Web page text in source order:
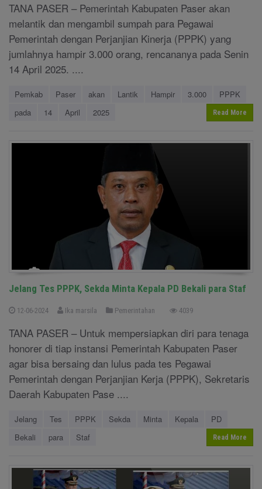
TANA PASER – Pemerintah Kabupaten Paser akan
melantik dan mengambil sumpah para Pegawai
Pemerintah dengan Perjanjian Kinerja (PPPK) yang
jumlahnya hampir 3.000 orang, rencananya pada Senin
14 April 2025. ....
Pemkab Paser akan Lantik Hampir 3.000
PPPK
pada
14 April 2025 Read More
Jelang Tes PPPK, Sekda Minta Kepala PD Bekali para Staf
12-06-2024 Ika marsila Pemerintahan 4039
TANA PASER – Untuk mempersiapkan diri para tenaga
honorer di tiap instansi Pemerintah Kabupaten Paser
agar bisa bersaing dan lulus pada tes Pegawai
Pemerintah dengan Perjanjian Kerja (PPPK), Sekretaris
Daerah Kabupaten Pase ....
Jelang Tes PPPK Sekda Minta Kepala
PD
Bekali
para Staf Read More